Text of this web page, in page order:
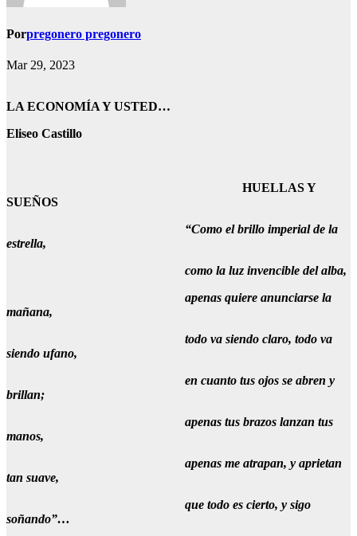
Porpregonero pregonero
Mar 29, 2023
LA ECONOMÍA Y USTED…
Eliseo Castillo
HUELLAS Y
SUEÑOS
“Como el brillo imperial de la
estrella,
como la luz invencible del alba,
apenas quiere anunciarse la
mañana,
todo va siendo claro, todo va
siendo ufano,
en cuanto tus ojos se abren y
brillan;
apenas tus brazos lanzan tus
manos,
apenas me atrapan, y aprietan
tan suave,
que todo es cierto, y sigo
soñando”…